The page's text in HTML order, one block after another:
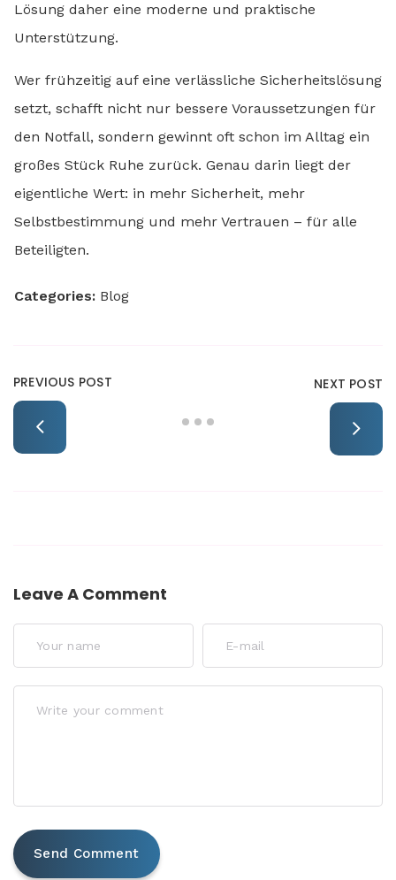
Lösung daher eine moderne und praktische
Unterstützung.
Wer frühzeitig auf eine verlässliche Sicherheitslösung
setzt, schafft nicht nur bessere Voraussetzungen für
den Notfall, sondern gewinnt oft schon im Alltag ein
großes Stück Ruhe zurück. Genau darin liegt der
eigentliche Wert: in mehr Sicherheit, mehr
Selbstbestimmung und mehr Vertrauen – für alle
Beteiligten.
Categories: Blog
PREVIOUS POST NEXT POST
Leave A Comment